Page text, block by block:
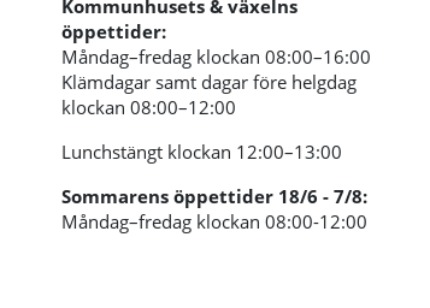
Kommunhusets & växelns
öppettider:
Måndag–fredag klockan 08:00–16:00
Klämdagar samt dagar före helgdag
klockan 08:00–12:00
Lunchstängt klockan 12:00–13:00
Sommarens öppettider 18/6 - 7/8:
Måndag–fredag klockan 08:00-12:00